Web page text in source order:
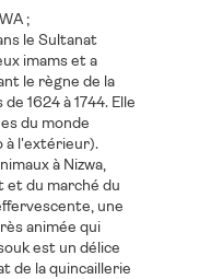
;
le Sultanat
imams et a
le règne de la
1624 à 1744. Elle
du monde
à l'extérieur).
à Nizwa,
et du marché du
une
animée qui
est un délice
de la quincaillerie